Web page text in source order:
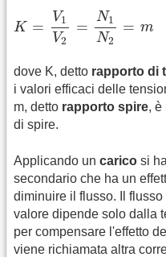
K =
V1
V2
=
N1
N2
= m
V2 1N
dove K, detto rapporto di
i valori efficaci delle
m, detto rapporto spire, è
di spire.
Applicando un carico si
secondario che ha un
diminuire il flusso. Il
valore dipende solo dalla
per compensare l'effetto
viene richiamata altra